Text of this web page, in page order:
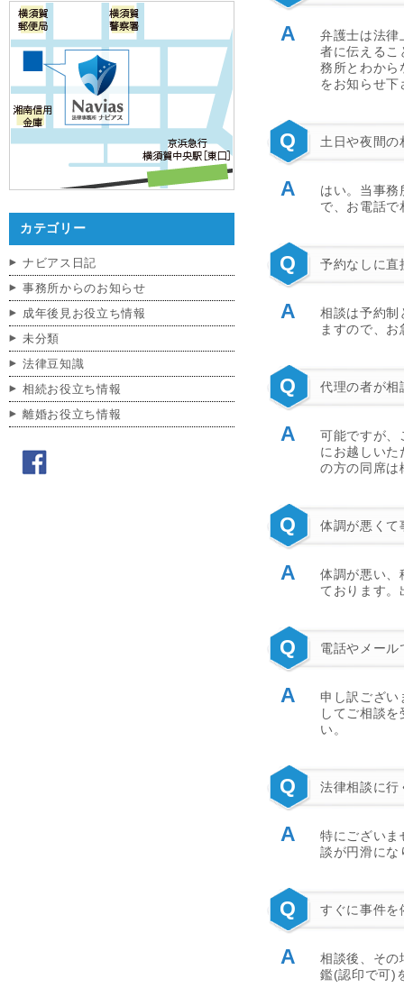
A
弁護士は法律
者に伝えるこ
務所とわから
をお知らせ下
Q 土日や夜間
A
はい。当事
で、お電話で
Q 予約なしに直
A
相談は予約制
ますので、
Q 代理の者が相
A
可能ですが、
にお越しい
の方の同席は
Q 体調が悪くて
A
体調が悪い、
ております
Q 電話やメー
A
申し訳ござい
してご相談
い。
Q 法律相談に行
A
特にございま
談が円滑にな
Q すぐに事件を
A
相談後、その
鑑(認印で可)
カテゴリー
ナビアス日記
事務所からのお知らせ
成年後見お役立ち情報
未分類
法律豆知識
相続お役立ち情報
離婚お役立ち情報